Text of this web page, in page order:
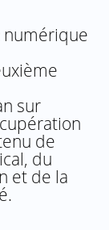
numérique
sur
de
du
et de la